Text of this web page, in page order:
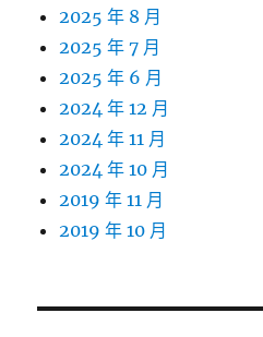
2025 年 8 月
2025 年 7 月
2025 年 6 月
2024 年 12 月
2024 年 11 月
2024 年 10 月
2019 年 11 月
2019 年 10 月